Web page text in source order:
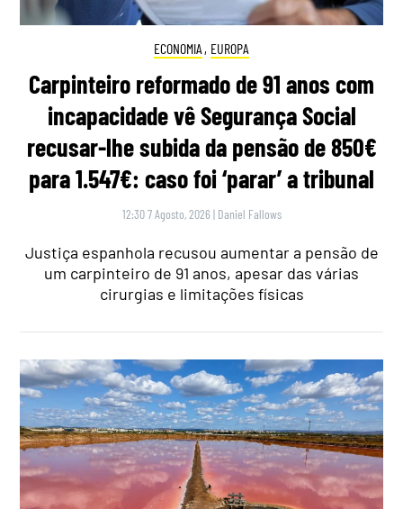
ECONOMIA , EUROPA
Carpinteiro reformado de 91 anos com
incapacidade vê Segurança Social
recusar-lhe subida da pensão de 850€
para 1.547€: caso foi ‘parar’ a tribunal
12:30 7 Agosto, 2026 | Daniel Fallows
Justiça espanhola recusou aumentar a pensão de
um carpinteiro de 91 anos, apesar das várias
cirurgias e limitações físicas